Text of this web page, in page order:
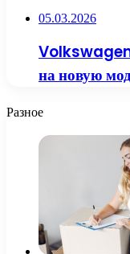
05.03.2026
Volkswagen
на новую
Разное